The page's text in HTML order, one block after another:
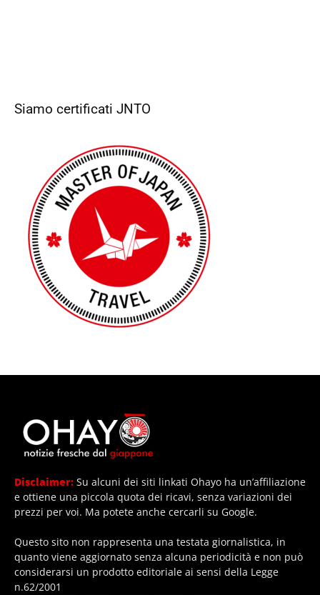
Siamo certificati JNTO
Disclaimer: Su alcuni dei siti linkati Ohayo ha un’affiliazione
e ottiene una piccola quota dei ricavi, senza variazioni dei
prezzi per voi. Ma potete anche cercarli su Google.
Questo sito non rappresenta una testata giornalistica, in
quanto viene aggiornato senza alcuna periodicità e non può
considerarsi un prodotto editoriale ai sensi della Legge
n.62/2001